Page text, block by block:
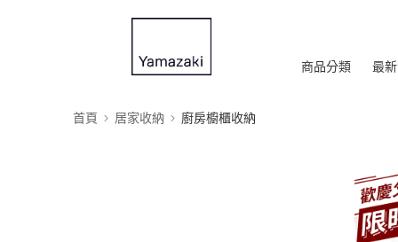
商品分類 最
首頁 居家收納 廚房櫥櫃收納